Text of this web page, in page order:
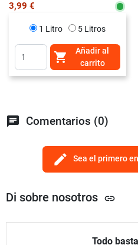
3,99 €
1 Litro 5 Litros

Añadir al
carrito
chat Comentarios (0)
edit Sea el primero
Di sobre nosotros link
Todo